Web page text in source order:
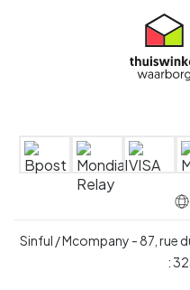
Sinful / Mcompany - 87, rue
: